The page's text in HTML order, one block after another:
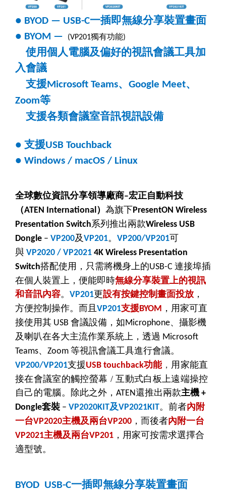
● BYOD — USB-C一插即無線分享裝置畫面
● BYOM — (VP201獨有功能)
使用個人電腦及偏好的視訊會議工具加
入會議
支援Microsoft Teams、Google Meet、
Zoom等
支援各類會議室音訊視訊設備
● 支援USB Touchback
● Windows / macOS / Linux
全球數位資訊分享領導廠商–宏正自動科技
（ATEN International ） 為旗下PresentON Wireless
Presentation Switch系列推出兩款Wireless USB
Dongle – VP200及VP201。 VP200/VP201可
與 VP2020 / VP2021 4K Wireless Presentation
Switch搭配使用 ， 只需將機身上的USB-C 連接埠插
在個人裝置上，便能即時無線分享裝置上的視訊
和音訊內容。 VP201更設有按鍵控制畫面投放 ，
方便控制操作。而且 VP201支援BYOM ，用家可直
接使用其 USB 會議設備，如Microphone、攝影機
及喇叭在各大主流作業系統上，透過 Microsoft
Teams、 Zoom 等視訊會議工具進行會議。
VP200/VP201支援USB touchback功能 ， 用家能直
接在會議室的觸控螢幕 /互動式白板上遠端操控
自己的電腦。 除此之外，ATEN還推出兩款主機 +
Dongle套裝 – VP2020KIT及VP2021KIT。前者內附
一台VP2020主機及兩台VP200 ，而後者內附一台
VP2021主機及兩台VP201 ，用家可按需求選擇合
適型號。
BYOD USB-C一插即無線分享裝置畫面